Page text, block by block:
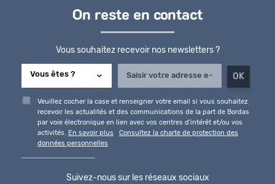
On reste en contact
Vous souhaitez recevoir nos newsletters ?
Veuillez cocher la case et renseigner votre email si vous souhaitez
recevoir les actualités et des communications de la part de Bordas
par voie électronique en lien avec vos centres d'intérêt et/ou vos
activités.
En savoir plus
Consultez la charte de protection des
données personnelles
Suivez-nous sur les réseaux sociaux